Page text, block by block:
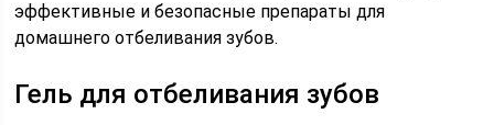
эффективные и безопасные препараты для
домашнего отбеливания зубов.
Гель для отбеливания зубов